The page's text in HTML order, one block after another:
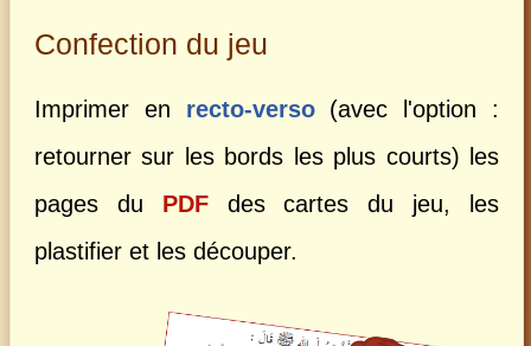
Confection du jeu
Imprimer en recto-verso(avec l'option :
retourner sur les bords les plus courts) les
pages du PDFdes cartes du jeu, les
plastifier et les découper.